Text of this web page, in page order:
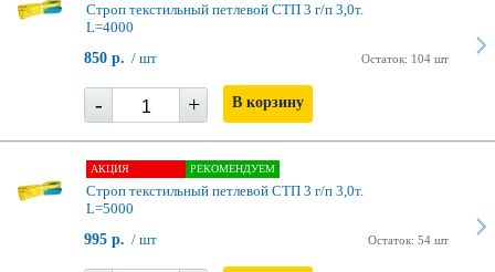
Строп текстильный петлевой СТП 3 г/п 3,0т.
L=4000
Остаток: 104 шт
850 р. / шт
- + В корзину
АКЦИЯ РЕКОМЕНДУЕМ
Строп текстильный петлевой СТП 3 г/п 3,0т.
L=5000
Остаток: 54 шт
995 р. / шт